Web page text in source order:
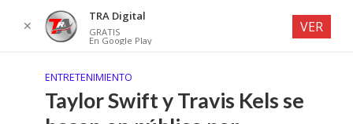
ENTRETENIMIENTO
Taylor Swift y Travis Kels se
✕
TRA Digital
GRATIS
En Google Play
VER